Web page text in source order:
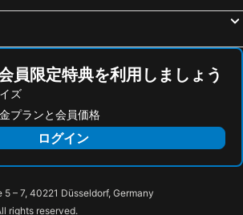
員限定特典を利用しましょう
ズ
プランと会員価格
ログイン
5 – 7, 40221 Düsseldorf, Germany
rights reserved.